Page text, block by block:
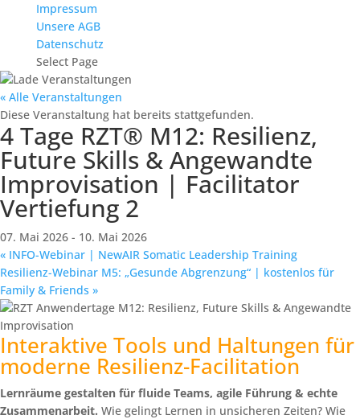
Impressum
Unsere AGB
Datenschutz
Select Page
« Alle Veranstaltungen
Diese Veranstaltung hat bereits stattgefunden.
4 Tage RZT® M12: Resilienz,
Future Skills & Angewandte
Improvisation | Facilitator
Vertiefung 2
07. Mai 2026 - 10. Mai 2026
« INFO-Webinar | NewAIR Somatic Leadership Training
Resilienz-Webinar M5: „Gesunde Abgrenzung“ | kostenlos für
Family & Friends »
Interaktive Tools und Haltungen für
moderne Resilienz-Facilitation
Lernräume gestalten für fluide Teams, agile Führung & echte
Zusammenarbeit. Wie gelingt Lernen in unsicheren Zeiten? Wie